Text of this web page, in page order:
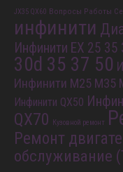
JX35 QX60 Вопросы Работы
инфинити
Инфинити EX 25 35
30d 35 37 50
Инфинити M25 M35
Инфинити QX50
QX70 Кузовной ремонт
Ремонт
обслуживание